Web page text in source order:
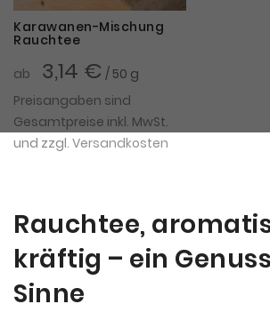
Karawanen-Mischung
Rauchtee
ab
3,14 € / 50 g
Preisangaben sind
Gesamtpreise inkl. MwSt.
und zzgl. Versandkosten
Rauchtee,
kräftig – ein
Sinne